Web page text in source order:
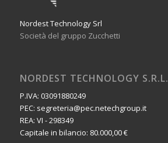
Nordest Technology Srl
Società del gruppo Zucchetti
NORDEST TECHNOLOGY S.R.L.
P.IVA: 03091880249
PEC: segreteria@pec.netechgroup.it
REA: VI - 298349
Capitale in bilancio: 80.000,00 €